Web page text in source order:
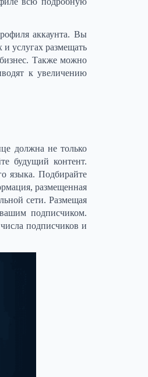
аккаунта. Вы
услугах размещать
бизнес. Также можно
к увеличению
должна не только
будущий контент.
языка. Подбирайте
размещенная
сети. Размещая
подписчиком.
подписчиков и